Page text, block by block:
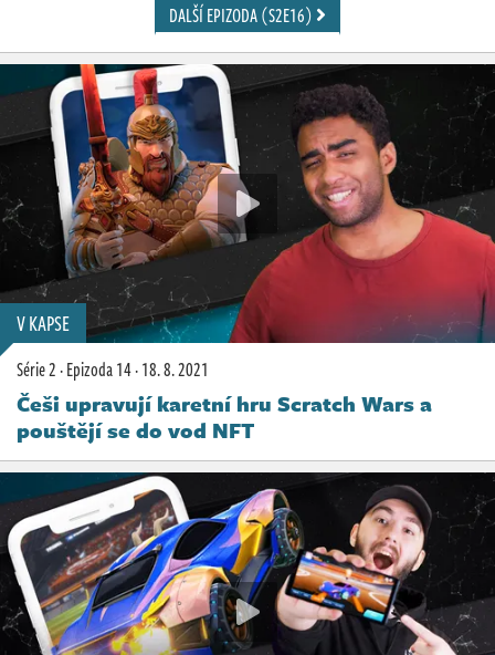
DALŠÍ EPIZODA (S2E16)
V KAPSE
Série 2·Epizoda 14·18. 8. 2021
Češi upravují karetní hru Scratch Wars a
pouštějí se do vod NFT